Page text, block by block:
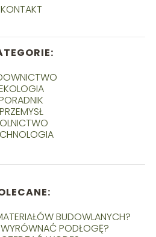
KONTAKT
PRZEMYSŁ
BUDOWLANYCH?
PODŁOGĘ?